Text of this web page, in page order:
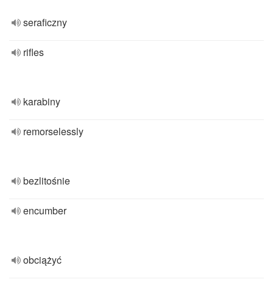
seraficzny
rifles
karabiny
remorselessly
bezlitośnie
encumber
obciążyć